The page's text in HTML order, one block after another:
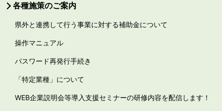
各種施策のご案内
県外と連携して行う事業に対する補助金について
操作マニュアル
パスワード再発行手続き
「特定業種」について
WEB企業説明会等導入支援セミナーの研修内容を配信します！